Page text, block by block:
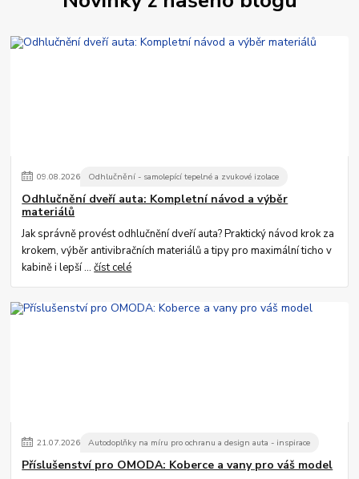
09.08.2026 Odhlučnění - samolepící tepelné a zvukové izolace
Odhlučnění dveří auta: Kompletní návod a výběr
materiálů
Jak správně provést odhlučnění dveří auta? Praktický návod krok za
krokem, výběr antivibračních materiálů a tipy pro maximální ticho v
kabině i lepší ...číst celé
21.07.2026 Autodoplňky na míru pro ochranu a design auta - inspirace
Příslušenství pro OMODA: Koberce a vany pro váš model